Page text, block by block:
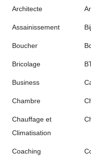
Architecte
Assainissement
Boucher
Bricolage
Business
Chambre
Chauffage et
Climatisation
Coaching